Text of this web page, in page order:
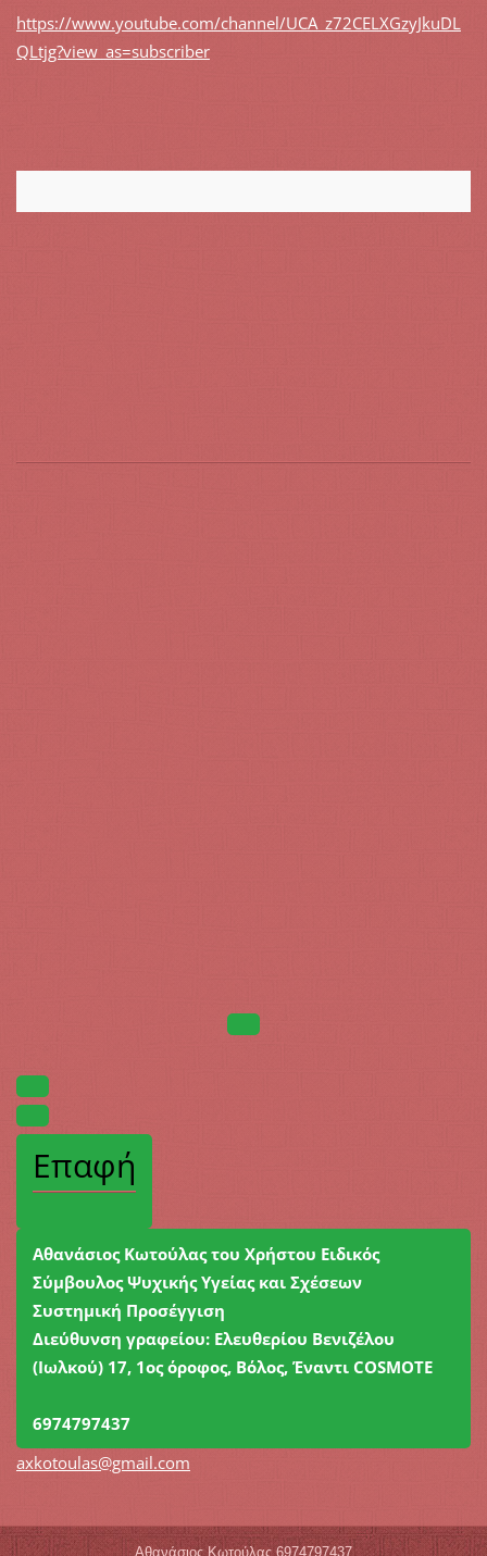
https://www.youtube.com/channel/UCA_z72CELXGzyJkuDL
QLtjg?view_as=subscriber
Επαφή
Αθανάσιος Κωτούλας του Χρήστου Ειδικός
Σύμβουλος Ψυχικής Υγείας και Σχέσεων
Συστημική Προσέγγιση
Διεύθυνση γραφείου: Ελευθερίου Βενιζέλου
(Ιωλκού) 17, 1ος όροφος, Βόλος, Έναντι COSMΟΤΕ
6974797437
axkotoulas@gmail.com
Αθανάσιος Κωτούλας 6974797437